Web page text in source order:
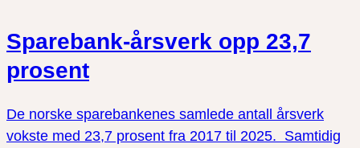
Sparebank-årsverk opp 23,7
prosent
De norske sparebankenes samlede antall årsverk
vokste med 23,7 prosent fra 2017 til 2025. Samtidig